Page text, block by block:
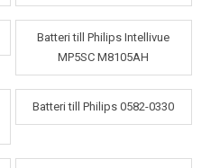
Batteri till Philips Intellivue
MP5SC M8105AH
Batteri till Philips 0582-0330